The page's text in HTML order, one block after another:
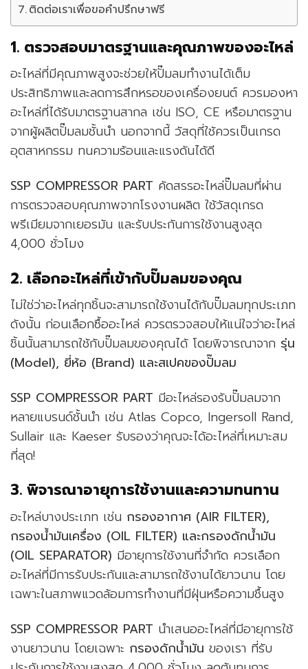
ติดต่อเราเพื่อขอคำปรึกษาฟรี
1. ตรวจสอบมาตรฐานและคุณภาพของอะไหล่
อะไหล่ที่มีคุณภาพสูงจะช่วยให้ปั๊มลมทำงานได้เต็ม
ประสิทธิภาพและลดการสึกหรอของเครื่องยนต์ ควรมองหา
อะไหล่ที่ได้รับมาตรฐานสากล เช่น ISO, CE หรือมาตรฐาน
จากผู้ผลิตปั๊มลมชั้นนำ นอกจากนี้ วัสดุที่ใช้ควรเป็นเกรด
อุตสาหกรรม ทนความร้อนและแรงดันได้ดี
SSP COMPRESSOR PART คัดสรรอะไหล่ปั๊มลมที่ผ่าน
การตรวจสอบคุณภาพจากโรงงานผลิต ใช้วัสดุเกรด
พรีเมียมจากเยอรมัน และรับประกันการใช้งานสูงสุด
4,000 ชั่วโมง
2. เลือกอะไหล่ที่เข้ากับปั๊มลมของคุณ
ไม่ใช่ว่าอะไหล่ทุกชิ้นจะสามารถใช้งานได้กับปั๊มลมทุกประเภท
ดังนั้น ก่อนเลือกซื้ออะไหล่ ควรตรวจสอบให้แน่ใจว่าอะไหล่
ชิ้นนั้นสามารถใช้กับปั๊มลมของคุณได้ โดยพิจารณาจาก รุ่น
(Model), ยี่ห้อ (Brand) และสเปคของปั๊มลม
SSP COMPRESSOR PART มีอะไหล่รองรับปั๊มลมจาก
หลายแบรนด์ชั้นนำ เช่น Atlas Copco, Ingersoll Rand,
Sullair และ Kaeser รับรองว่าคุณจะได้อะไหล่ที่เหมาะสม
ที่สุด!
3. พิจารณาอายุการใช้งานและความทนทาน
อะไหล่บางประเภท เช่น กรองอากาศ (AIR FILTER),
กรองน้ำมันเครื่อง (OIL FILTER) และกรองดักน้ำมัน
(OIL SEPARATOR) มีอายุการใช้งานที่จำกัด ควรเลือก
อะไหล่ที่มีการรับประกันและสามารถใช้งานได้ยาวนาน โดย
เฉพาะในสภาพแวดล้อมการทำงานที่มีฝุ่นหรือความชื้นสูง
SSP COMPRESSOR PART นำเสนออะไหล่ที่มีอายุการใช้
งานยาวนาน โดยเฉพาะ กรองดักน้ำมัน ของเรา ที่รับ